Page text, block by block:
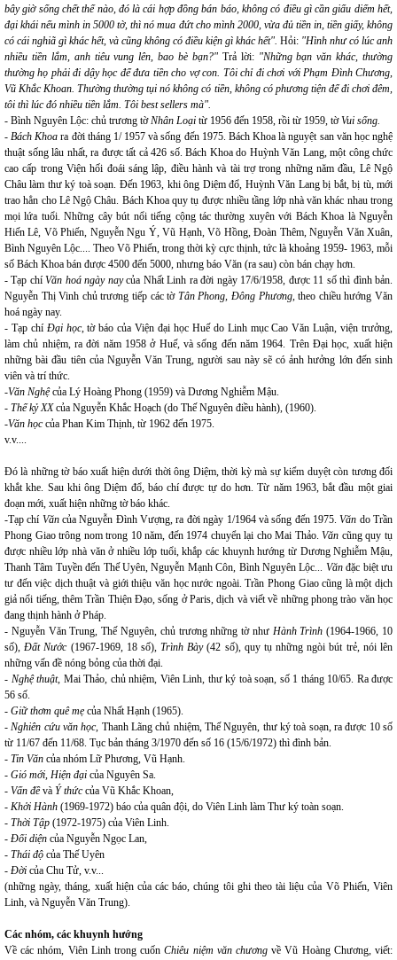
bây giờ sống chết thế nào, đó là cái hợp đồng bán báo, không có điều gì cần giấu diếm hết,
đại khái nếu mình in 5000 tờ, thì nó mua đứt cho mình 2000, vừa đủ tiền in, tiền giấy, không
có cái nghiã gì khác hết, và cũng không có điều kiện gì khác hết". Hỏi: "Hình như có lúc anh
nhiều tiền lắm, anh tiêu vung lên, bao bè bạn?" Trả lời: "Những bạn văn khác, thường
thường họ phải đi dậy học để đưa tiền cho vợ con. Tôi chỉ đi chơi với Phạm Đình Chương,
Vũ Khắc Khoan. Thường thường tụi nó không có tiền, không có phương tiện để đi chơi đêm,
tôi thì lúc đó nhiều tiền lắm. Tôi best sellers mà".
- Bình Nguyên Lộc: chủ trương tờNhân Loại từ 1956 đến 1958, rồi từ 1959, tờVui sống.
- Bách Khoa ra đời tháng 1/ 1957 và sống đến 1975. Bách Khoa là nguyệt san văn học nghệ
thuật sống lâu nhất, ra được tất cả 426 số. Bách Khoa do Huỳnh Văn Lang, một công chức
cao cấp trong Viện hối đoái sáng lập, điều hành và tài trợ trong những năm đầu, Lê Ngộ
Châu làm thư ký toà soạn. Đến 1963, khi ông Diệm đổ, Huỳnh Văn Lang bị bắt, bị tù, mới
trao hẳn cho Lê Ngộ Châu. Bách Khoa quy tụ được nhiều tầng lớp nhà văn khác nhau trong
mọi lứa tuổi. Những cây bút nổi tiếng cộng tác thường xuyên với Bách Khoa là Nguyễn
Hiến Lê, Võ Phiến, Nguyễn Ngu Ý, Vũ Hạnh, Võ Hồng, Đoàn Thêm, Nguyễn Văn Xuân,
Bình Nguyên Lộc.... Theo Võ Phiến, trong thời kỳ cực thịnh, tức là khoảng 1959- 1963, mỗi
số Bách Khoa bán được 4500 đến 5000, nhưng báo Văn (ra sau) còn bán chạy hơn.
- Tạp chíVăn hoá ngày naycủa Nhất Linh ra đời ngày 17/6/1958, được 11 số thì đình bản.
Nguyễn Thị Vinh chủ trương tiếp các tờ Tân Phong, Đông Phương, theo chiều hướng Văn
hoá ngày nay.
- Tạp chí Đại học, tờ báo của Viện đại học Huế do Linh mục Cao Văn Luận, viện trưởng,
làm chủ nhiệm, ra đời năm 1958 ở Huế, và sống đến năm 1964. Trên Đại học, xuất hiện
những bài đầu tiên của Nguyễn Văn Trung, người sau này sẽ có ảnh hưởng lớn đến sinh
viên và trí thức.
-Văn Nghệcủa Lý Hoàng Phong (1959) và Dương Nghiễm Mậu.
- Thế kỷ XXcủa Nguyễn Khắc Hoạch (do Thế Nguyên điều hành), (1960).
-Văn họccủa Phan Kim Thịnh, từ 1962 đến 1975.
v.v....
Đó là những tờ báo xuất hiện dưới thời ông Diệm, thời kỳ mà sự kiểm duyệt còn tương đối
khắt khe. Sau khi ông Diệm đổ, báo chí được tự do hơn. Từ năm 1963, bắt đầu một giai
đoạn mới, xuất hiện những tờ báo khác.
-Tạp chí Văncủa Nguyễn Đình Vượng, ra đời ngày 1/1964 và sống đến 1975.Văn do Trần
Phong Giao trông nom trong 10 năm, đến 1974 chuyển lại cho Mai Thảo.Văn cũng quy tụ
được nhiều lớp nhà văn ở nhiều lớp tuổi, khắp các khuynh hướng từ Dương Nghiễm Mậu,
Thanh Tâm Tuyền đến Thế Uyên, Nguyễn Mạnh Côn, Bình Nguyên Lộc... Vănđặc biệt ưu
tư đến việc dịch thuật và giới thiệu văn học nước ngoài. Trần Phong Giao cũng là một dịch
giả nổi tiếng, thêm Trần Thiện Đạo, sống ở Paris, dịch và viết về những phong trào văn học
đang thịnh hành ở Pháp.
- Nguyễn Văn Trung, Thế Nguyên, chủ trương những tờ như Hành Trình(1964-1966, 10
số),Đất Nước (1967-1969, 18 số),Trình Bày(42 số), quy tụ những ngòi bút trẻ, nói lên
những vấn đề nóng bỏng của thời đại.
- Nghệ thuật, Mai Thảo, chủ nhiệm, Viên Linh, thư ký toà soạn, số 1 tháng 10/65. Ra được
56 số.
- Giữ thơm quê mẹ của Nhất Hạnh (1965).
-Nghiên cứu văn học, Thanh Lãng chủ nhiệm, Thế Nguyên, thư ký toà soạn, ra được 10 số
từ 11/67 đến 11/68. Tục bản tháng 3/1970 đến số 16 (15/6/1972) thì đình bản.
- Tin Văn của nhóm Lữ Phương, Vũ Hạnh.
- Gió mới, Hiện đại của Nguyên Sa.
- Vấn đềvà Ý thứccủa Vũ Khắc Khoan,
- Khởi Hành (1969-1972) báo của quân đội, do Viên Linh làm Thư ký toàn soạn.
- Thời Tập (1972-1975) của Viên Linh.
- Đối diện của Nguyễn Ngọc Lan,
- Thái độ của Thế Uyên
- Đời của Chu Tử, v.v...
(những ngày, tháng, xuất hiện của các báo, chúng tôi ghi theo tài liệu của Võ Phiến, Viên
Linh, và Nguyễn Văn Trung).
Các nhóm, các khuynh hướng
Về các nhóm, Viên Linh trong cuốnChiêu niệm văn chươngvề Vũ Hoàng Chương, viết: